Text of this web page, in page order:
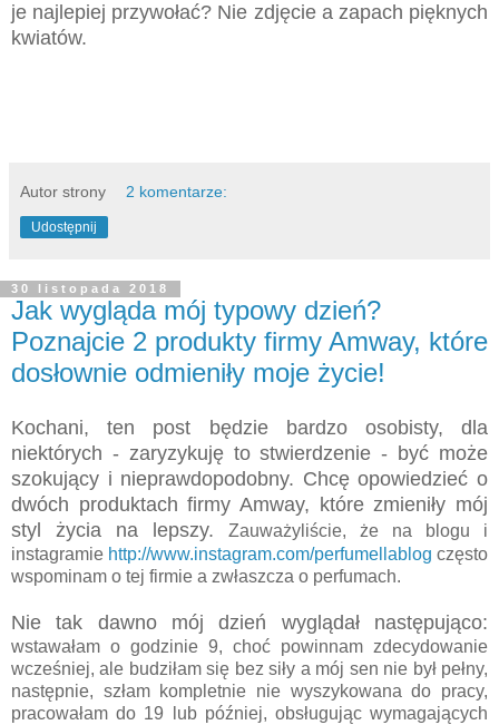
je najlepiej przywołać? Nie zdjęcie a zapach pięknych
kwiatów.
Autor strony 2 komentarze:
Udostępnij
30 listopada 2018
Jak wygląda mój typowy dzień?
Poznajcie 2 produkty firmy Amway, które
dosłownie odmieniły moje życie!
Kochani, ten post będzie bardzo osobisty, dla
niektórych - zaryzykuję to stwierdzenie - być może
szokujący i nieprawdopodobny. Chcę opowiedzieć o
dwóch produktach firmy Amway, które zmieniły mój
styl życia na lepszy. Zauważyliście, że na blogu i
instagramie http://www.instagram.com/perfumellablog często
wspominam o tej firmie a zwłaszcza o perfumach.
Nie tak dawno mój dzień wyglądał następująco:
wstawałam o godzinie 9, choć powinnam zdecydowanie
wcześniej, ale budziłam się bez siły a mój sen nie był pełny,
następnie, szłam kompletnie nie wyszykowana do pracy,
pracowałam do 19 lub później, obsługując wymagających